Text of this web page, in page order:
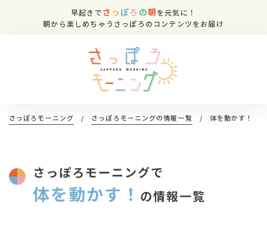
早起きでさ っ ぽろ の朝を元気に！
朝から楽しめちゃうさっぽろのコンテンツをお届け
さっぽろモーニング / さっぽろモーニングの情報一覧 / 体を動かす！
さっぽろモーニングで
体を動かす！ の情報一覧